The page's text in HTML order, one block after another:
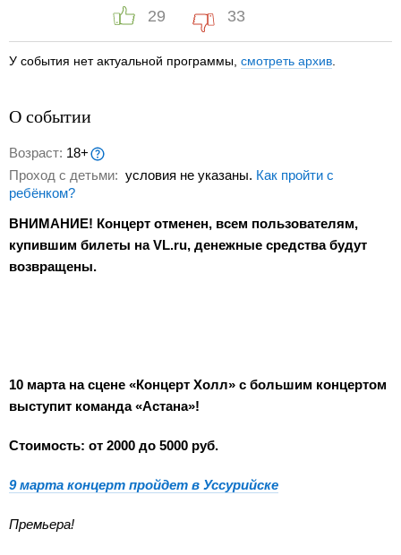
29 33
У события нет актуальной программы, смотреть архив
О событии
Возраст: 18+
Проход с детьми: условия не указаны. Как пройти с
ребёнком?
ВНИМАНИЕ! Концерт отменен, всем пользователям,
купившим билеты на VL.ru, денежные средства будут
возвращены.
10 марта на сцене «Концерт Холл» с большим концертом
выступит команда «Астана»!
Стоимость: от 2000 до 5000 руб.
9 марта концерт пройдет в Уссурийске
Премьера!